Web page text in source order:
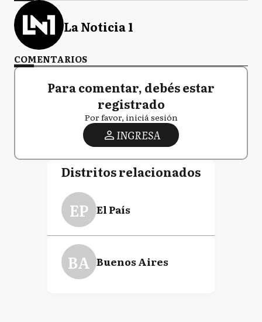
La Noticia 1
COMENTARIOS
Para comentar, debés estar
registrado
Por favor, iniciá sesión
INGRESA
Distritos relacionados
EP El País
BA Buenos Aires